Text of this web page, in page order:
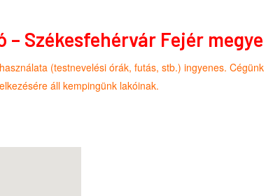
Székesfehérvár Fejér megye
(testnevelési órák, futás, stb.) ingyenes.
áll kempingünk lakóinak.